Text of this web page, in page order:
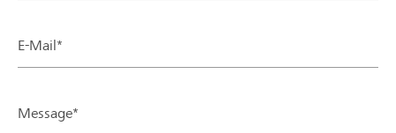
E-Mail*
Message*